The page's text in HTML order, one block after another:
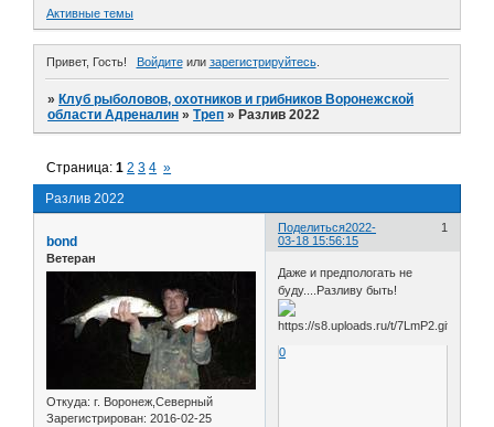
Активные темы
Привет, Гость! Войдитеили зарегистрируйтесь.
»Клуб рыболовов, охотников и грибников Воронежской
области Адреналин »Треп »Разлив 2022
Разлив 2022
Страница:1 2 3 4 »
Поделиться 1
2022-
03-18 15:56:15
bond
Ветеран
Откуда: г. Воронеж,Северный
Зарегистрирован: 2016-02-25
Даже и предпологать не
буду....Разливу быть!
0